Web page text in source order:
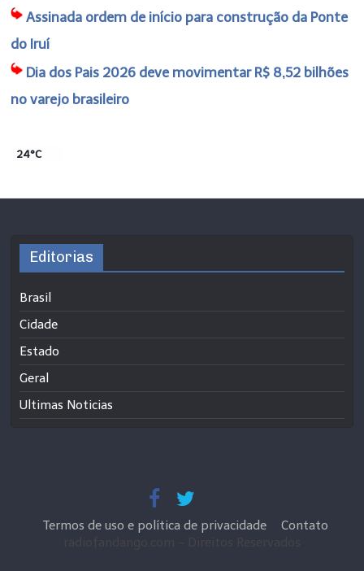
Assinada ordem de início para construção da Ponte
do Iruí
Dia dos Pais 2026 deve movimentar R$ 8,52 bilhões
no varejo brasileiro
24°C
Editorias
Brasil
Cidade
Estado
Geral
Ultimas Noticias
Termos de uso e política de privacidade
Contato